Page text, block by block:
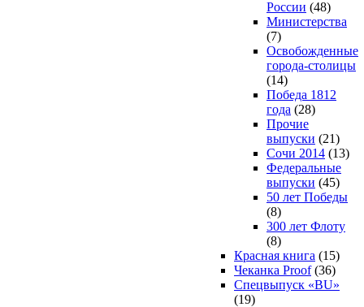
России (48)
Министерства
(7)
Освобожденные
города-столицы
(14)
Победа 1812
года (28)
Прочие
выпуски (21)
Сочи 2014 (13)
Федеральные
выпуски (45)
50 лет Победы
(8)
300 лет Флоту
(8)
Красная книга (15)
Чеканка Proof(36)
Спецвыпуск «BU»
(19)